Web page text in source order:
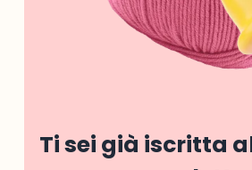
Ti sei già iscritta